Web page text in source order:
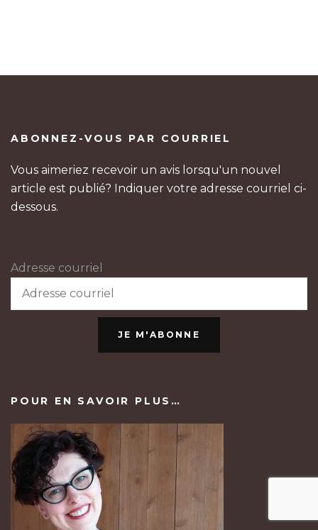
ABONNEZ-VOUS PAR COURRIEL
Vous aimeriez recevoir un avis lorsqu'un nouvel
article est publié? Indiquer votre adresse courriel ci-
dessous.
Adresse courriel
JE M'ABONNE
POUR EN SAVOIR PLUS…